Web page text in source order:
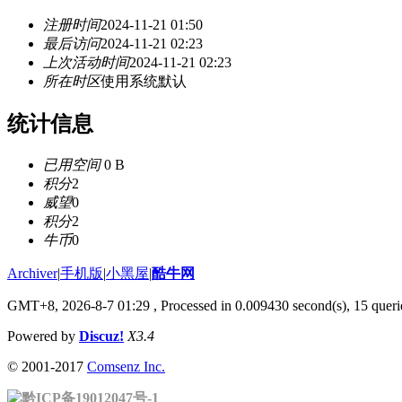
注册时间2024-11-21 01:50
最后访问2024-11-21 02:23
上次活动时间2024-11-21 02:23
所在时区使用系统默认
统计信息
已用空间0 B
积分2
威望0
积分2
牛币0
Archiver|手机版|小黑屋|酷牛网
GMT+8, 2026-8-7 01:29 , Processed in 0.009430 second(s), 15
Powered by Discuz! X3.4
© 2001-2017 Comsenz Inc.
黔ICP备19012047号-1